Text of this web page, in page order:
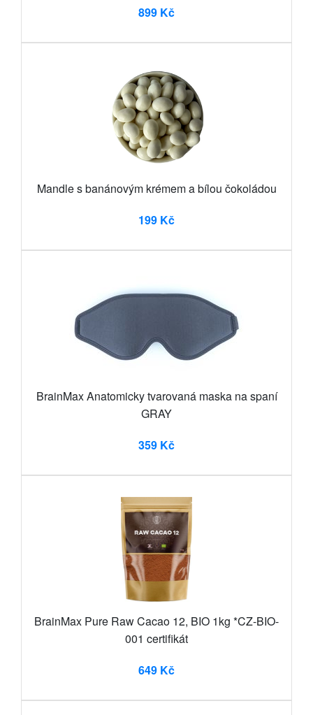
899 Kč
Mandle s banánovým krémem a bílou čokoládou
199 Kč
BrainMax Anatomicky tvarovaná maska na spaní
GRAY
359 Kč
BrainMax Pure Raw Cacao 12, BIO 1kg *CZ-BIO-
001 certifikát
649 Kč